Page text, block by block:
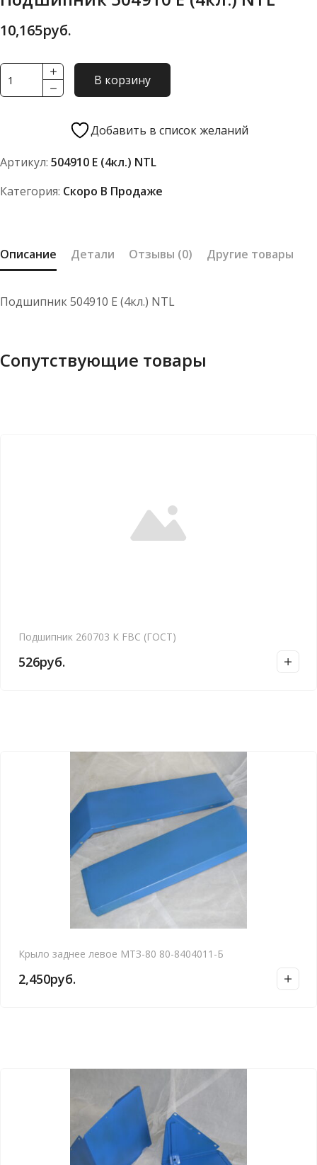
10,165руб.
Количество
товара
(4кл.)
В корзину
Добавить в список желаний
Артикул: 504910 Е (4кл.) NTL
Категория: Скоро В Продаже
Описание Детали Отзывы (0) Другие товары
Подшипник 504910 Е (4кл.) NTL
Сопутствующие товары
Подшипник 260703 К FBC (ГОСТ)
526руб.
Крыло заднее левое МТЗ-80 80-8404011-Б
2,450руб.